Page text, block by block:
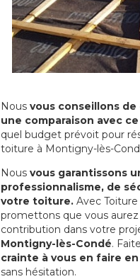
Nous vous conseillons
une comparaison avec
quel budget prévoit pour
toiture à Montigny-lès-
Nous vous garantissons
professionnalisme, de
votre toiture. Avec
promettons que vous
contribution dans votre
Montigny-lès-Condé.
crainte à vous en faire
sans hésitation.